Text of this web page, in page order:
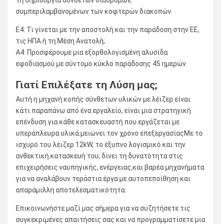
συμπεριλαμβανομένων των κοφτερών διακοπών.
Ε4: Τι γίνεται με την αποστολή και την παράδοση στην ΕΕ,
τις ΗΠΑ ή τη Μέση Ανατολή;
Α4: Προσφέρουμε μια εξορθολογισμένη αλυσίδα
εφοδιασμού με σύντομο κύκλο παράδοσης 45 ημερών.
Γιατί Επιλέξατε τη Λύση μας;
Αυτή η μηχανή κοπής σύνθετων υλικών με λέιζερ είναι
κάτι παραπάνω από ένα εργαλείο, είναι μια στρατηγική
επένδυση για κάθε κατασκευαστή που εργάζεται με
υπεράπλευρα υλικά.μειώνει τον χρόνο επεξεργασίαςΜε το
ισχυρό του λέιζερ 12kW, το έξυπνο λογισμικό και την
ανθεκτική κατασκευή του, δίνει τη δυνατότητα στις
επιχειρήσεις ναυπηγικής, ενέργειας,και βαρέα μηχανήματα
για να αναλάβουν τεράστια έργα με αυτοπεποίθηση και
απαράμιλλη αποτελεσματικότητα.
Επικοινωνήστε μαζί μας σήμερα για να συζητήσετε τις
συγκεκριμένες απαιτήσεις σας και να προγραμματίσετε μια